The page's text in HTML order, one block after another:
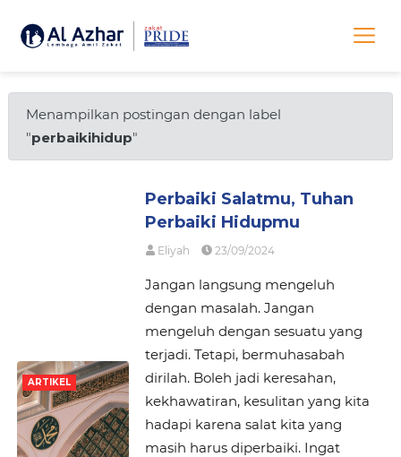
Menampilkan postingan dengan label
"perbaikihidup"
ARTIKEL
Perbaiki Salatmu, Tuhan
Perbaiki Hidupmu
Eliyah 23/09/2024
Jangan langsung mengeluh
dengan masalah. Jangan
mengeluh dengan sesuatu yang
terjadi. Tetapi, bermuhasabah
dirilah. Boleh jadi keresahan,
kekhawatiran, kesulitan yang kita
hadapi karena salat kita yang
masih harus diperbaiki. Ingat